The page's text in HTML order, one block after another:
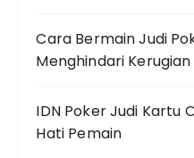
Cara Bermain Judi
Menghindari Kerugian
IDN Poker Judi Kartu
Hati Pemain